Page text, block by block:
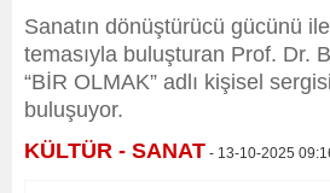
Sanatın dönüştürücü gücünü
temasıyla buluşturan Prof. Dr.
“BİR OLMAK” adlı kişisel
buluşuyor.
KÜLTÜR - SANAT - 13-10-2025